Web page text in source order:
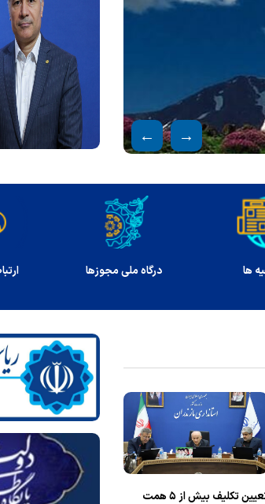
انتشارات
سامانه ملی انتشار
تعیین تکلیف بیش از ۵ همت